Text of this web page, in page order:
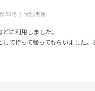
:50代 性別:男性
に利用しました。
て持って帰ってもらいました。